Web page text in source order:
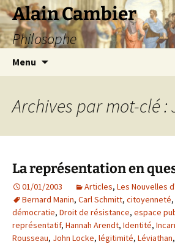
Aller
au
contenu
Alain Cambier
Philosophe
Menu
Archives par mot-clé :
La représentation en
01/01/2003 Articles, Les Nouvelles
Bernard Manin, Carl Schmitt, citoyenneté,
démocratie, Droit de résistance, espace
représentatif, Hannah Arendt, Identité,
Rousseau, John Locke, légitimité, Léviathan,